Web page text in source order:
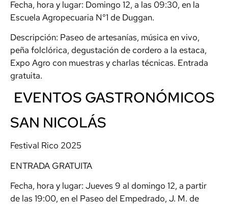
Fecha, hora y lugar: Domingo 12, a las 09:30, en la
Escuela Agropecuaria N°1 de Duggan.
Descripción: Paseo de artesanías, música en vivo,
peña folclórica, degustación de cordero a la estaca,
Expo Agro con muestras y charlas técnicas. Entrada
gratuita.
EVENTOS GASTRONÓMICOS
SAN NICOLÁS
Festival Rico 2025
ENTRADA GRATUITA
Fecha, hora y lugar: Jueves 9 al domingo 12, a partir
de las 19:00, en el Paseo del Empedrado, J. M. de